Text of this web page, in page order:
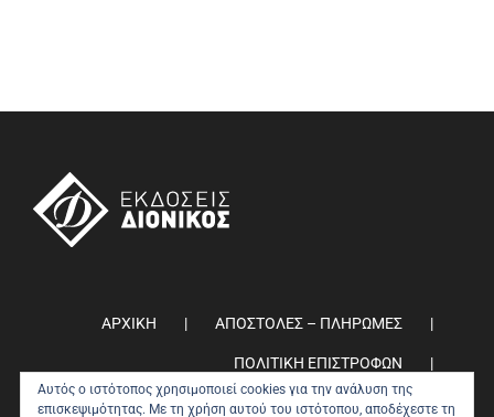
ΑΡΧΙΚΗ ΑΠΟΣΤΟΛΕΣ – ΠΛΗΡΩΜΕΣ
ΠΟΛΙΤΙΚΗ ΕΠΙΣΤΡΟΦΩΝ
ΠΟΛΙΤΙΚΗ ΑΠΟΡΡΗΤΟΥ 0
Αυτός ο ιστότοπος χρησιμοποιεί cookies για την ανάλυση της
επισκεψιμότητας. Με τη χρήση αυτού του ιστότοπου, αποδέχεστε τη